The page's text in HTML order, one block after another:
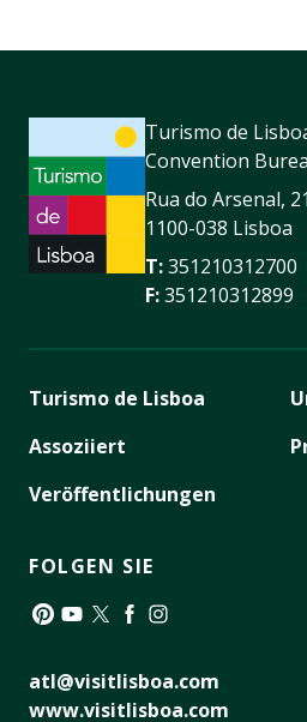
Turismo de
Convention
Rua do Arsenal, 21
1100-038 Lisboa
T:351210312700
F:351210312899
Turismo de Lisboa
Assoziiert
Veröffentlichungen
FOLGEN SIE
atl@visitlisboa.com
www.visitlisboa.com